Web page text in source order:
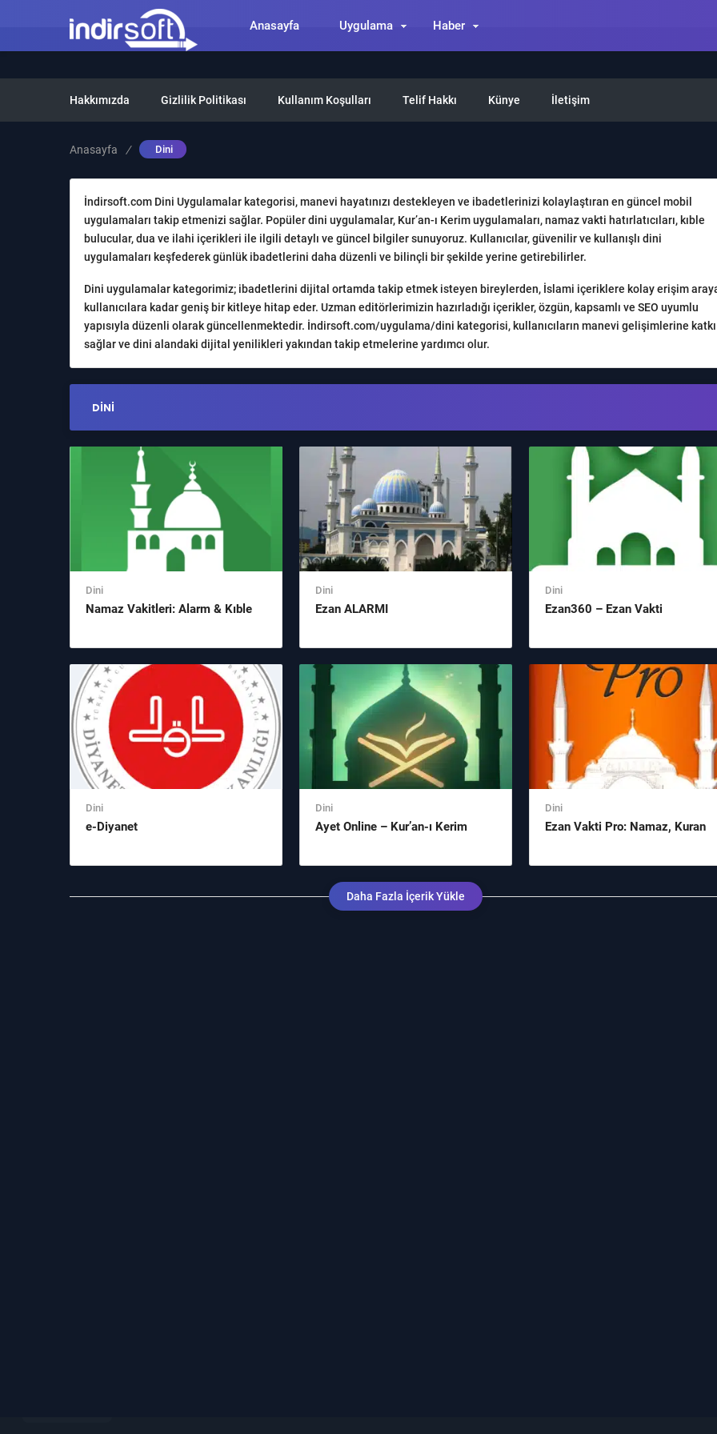
Anasayfa Uygulama Haber
Hakkımızda Gizlilik Politikası Kullanım Koşulları Telif Hakkı Künye İletişim
Anasayfa / Dini
İndirsoft.com Dini Uygulamalar kategorisi, manevi hayatınızı destekleyen ve ibadetlerinizi kolaylaştıran en güncel mobil
uygulamaları takip etmenizi sağlar. Popüler dini uygulamalar, Kur’an-ı Kerim uygulamaları, namaz vakti hatırlatıcıları, kıble
bulucular, dua ve ilahi içerikleri ile ilgili detaylı ve güncel bilgiler sunuyoruz. Kullanıcılar, güvenilir ve kullanışlı dini
uygulamaları keşfederek günlük ibadetlerini daha düzenli ve bilinçli bir şekilde yerine getirebilirler.
Dini uygulamalar kategorimiz; ibadetlerini dijital ortamda takip etmek isteyen bireylerden, İslami içeriklere kolay erişim
kullanıcılara kadar geniş bir kitleye hitap eder. Uzman editörlerimizin hazırladığı içerikler, özgün, kapsamlı ve SEO uyumlu
yapısıyla düzenli olarak güncellenmektedir. İndirsoft.com/uygulama/dini kategorisi, kullanıcıların manevi gelişimlerine katkı
sağlar ve dini alandaki dijital yenilikleri yakından takip etmelerine yardımcı olur.
DINI
Dini
Namaz Vakitleri: Alarm & Kıble
Dini
Ezan ALARMI
Dini
Ezan360 – Ezan Vakti
Dini
e-Diyanet
Dini
Ayet Online – Kur’an-ı Kerim
Dini
Ezan Vakti Pro: Namaz, Kuran
Daha Fazla İçerik Yükle